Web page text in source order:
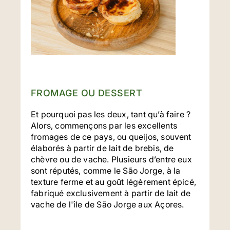
FROMAGE OU DESSERT
Et pourquoi pas les deux, tant qu’à faire ?
Alors, commençons par les excellents
fromages de ce pays, ou queijos, souvent
élaborés à partir de lait de brebis, de
chèvre ou de vache. Plusieurs d’entre eux
sont réputés, comme le São Jorge, à la
texture ferme et au goût légèrement épicé,
fabriqué exclusivement à partir de lait de
vache de l'île de São Jorge aux Açores.